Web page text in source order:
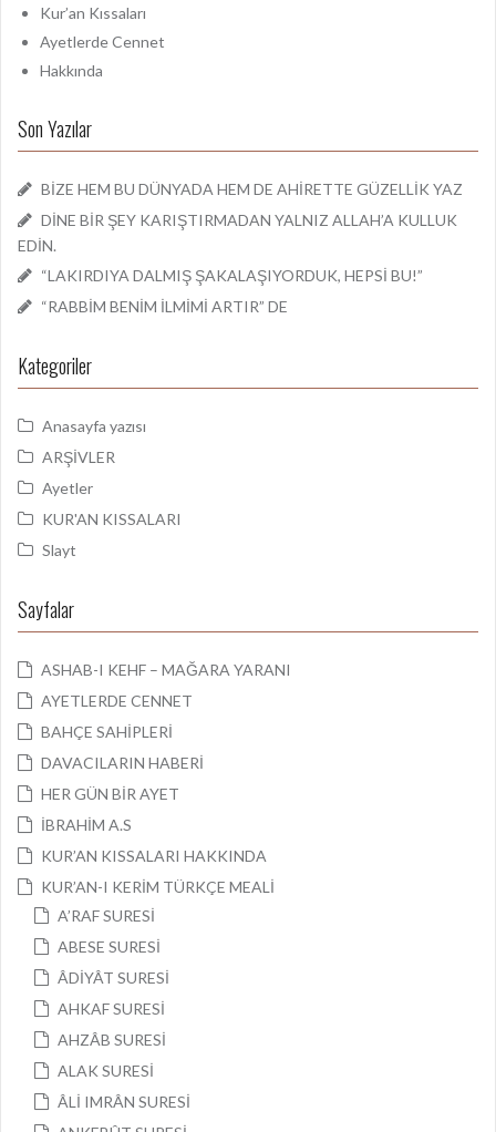
Kur’an Kıssaları
Ayetlerde Cennet
Hakkında
Son Yazılar
BİZE HEM BU DÜNYADA HEM DE AHİRETTE GÜZELLİK YAZ
DİNE BİR ŞEY KARIŞTIRMADAN YALNIZ ALLAH’A KULLUK
EDİN.
“LAKIRDIYA DALMIŞ ŞAKALAŞIYORDUK, HEPSİ BU!”
“RABBİM BENİM İLMİMİ ARTIR” DE
Kategoriler
Anasayfa yazısı
ARŞİVLER
Ayetler
KUR'AN KISSALARI
Slayt
Sayfalar
ASHAB-I KEHF – MAĞARA YARANI
AYETLERDE CENNET
BAHÇE SAHİPLERİ
DAVACILARIN HABERİ
HER GÜN BİR AYET
İBRAHİM A.S
KUR’AN KISSALARI HAKKINDA
KUR’AN-I KERİM TÜRKÇE MEALİ
A’RAF SURESİ
ABESE SURESİ
ÂDİYÂT SURESİ
AHKAF SURESİ
AHZÂB SURESİ
ALAK SURESİ
ÂLİ IMRÂN SURESİ